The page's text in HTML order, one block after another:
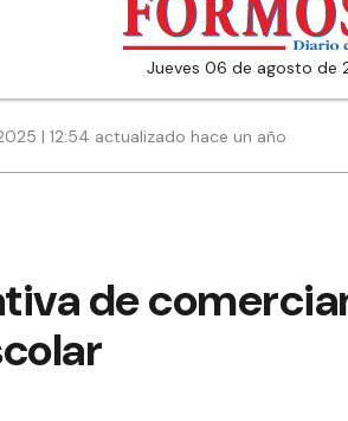
jueves 06 de agosto de
| 12:54 actualizado hace un año
de